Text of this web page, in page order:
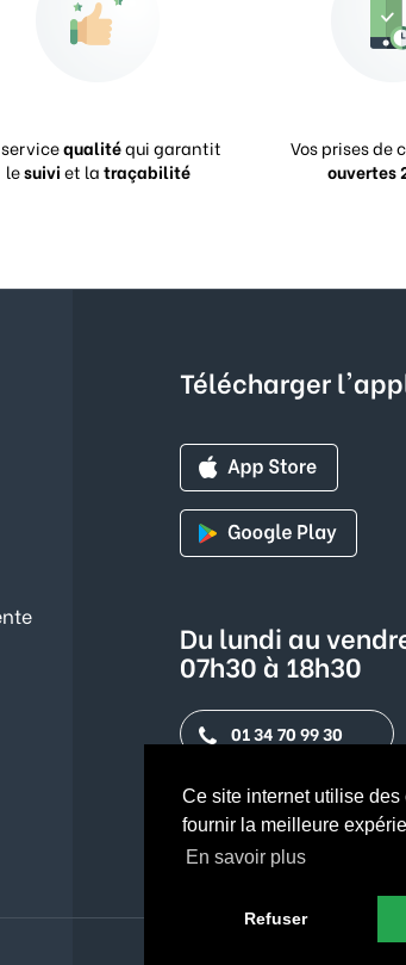
Ce site internet utilise
fournir la meilleure
En savoir plus
Refuser
qualitéqui garantit
lesuiviet latraçabilité
Vos prises de
ouvertes
Télécharger
Du lundi au
07h30 à 18h30
01 34 70 99 30
Contact par mail